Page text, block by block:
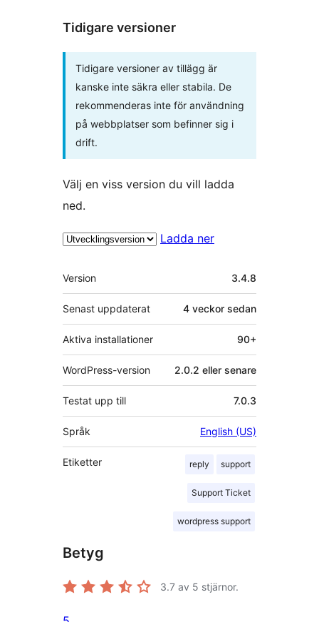
Tidigare versioner
Tidigare versioner av tillägg är
kanske inte säkra eller stabila. De
rekommenderas inte för användning
på webbplatser som befinner sig i
drift.
Välj en viss version du vill ladda
ned.
Ladda ner
Meta
Version 3.4.8
Senast uppdaterat 4 veckor sedan
Aktiva installationer 90+
WordPress-version 2.0.2 eller senare
Testat upp till 7.0.3
Språk English (US)
Etiketter reply support
Support Ticket
wordpress support
Betyg
3.7 av 5 stjärnor.